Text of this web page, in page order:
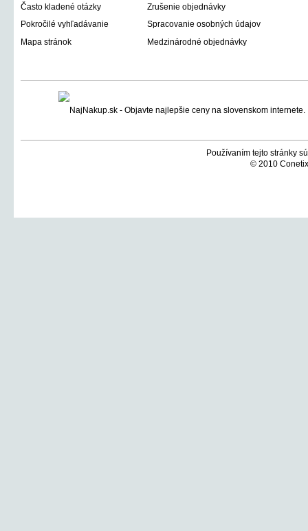
Často kladené otázky
Zrušenie objednávky
Pokročilé vyhľadávanie
Spracovanie osobných údajov
Mapa stránok
Medzinárodné objednávky
Používaním tejto stránky
© 2010